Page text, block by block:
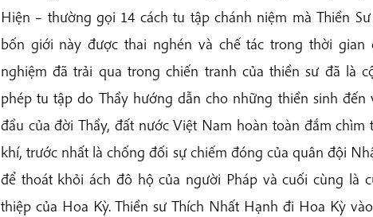
Hiện – thường gọi 14 cách tu tập chánh niệm mà Thiền
bốn giới này được thai nghén và chế tác trong thời
nghiệm đã trải qua trong chiến tranh của thiền sư đã là
phép tu tập do Thầy hướng dẫn cho những thiền sinh đến
đầu của đời Thầy, đất nước Việt Nam hoàn toàn đắm
khí, trước nhất là chống đối sự chiếm đóng của quân đội
để thoát khỏi ách đô hộ của người Pháp và cuối cùng là
thiệp của Hoa Kỳ. Thiền sư Thích Nhất Hạnh đi Hoa Kỳ